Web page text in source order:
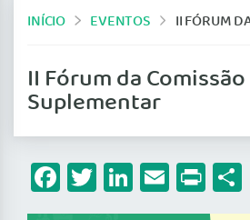
INÍCIO EVENTOS II FÓRUM DA
II Fórum da
Suplementar
Facebook
Twitter
LinkedIn
Email
Print